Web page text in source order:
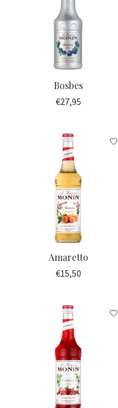
Bosbes
€27,95
Amaretto
€15,50